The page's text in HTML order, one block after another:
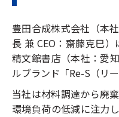
豊田合成株式会社（本
長 兼 CEO：齋藤克巳）
精文館書店（本社：愛
ルブランド「Re-S（リ
当社は材料調達から廃
環境負荷の低減に注力